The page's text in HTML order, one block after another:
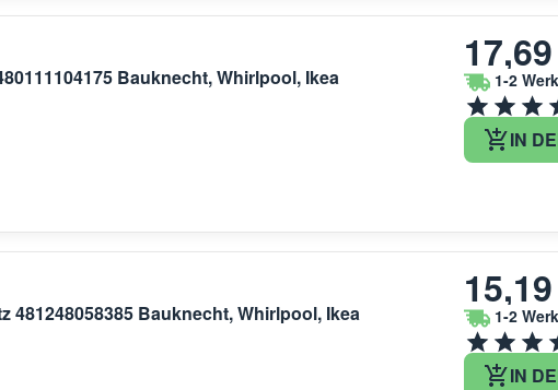
Bauknecht, Whirlpool, Ikea
1-2
IN
481248058385 Bauknecht, Whirlpool, Ikea
1-2
IN